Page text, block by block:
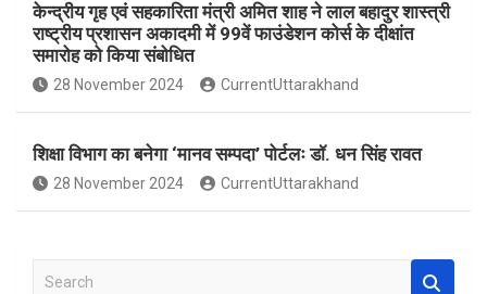
केन्द्रीय गृह एवं सहकारिता मंत्री अमित शाह ने लाल बहादुर शास्त्री
राष्ट्रीय प्रशासन अकादमी में 99वें फाउंडेशन कोर्स के दीक्षांत
समारोह को किया संबोधित
28 November 2024 CurrentUttarakhand
शिक्षा विभाग का बनेगा ‘मानव सम्पदा’ पोर्टलः डॉ. धन सिंह रावत
28 November 2024 CurrentUttarakhand